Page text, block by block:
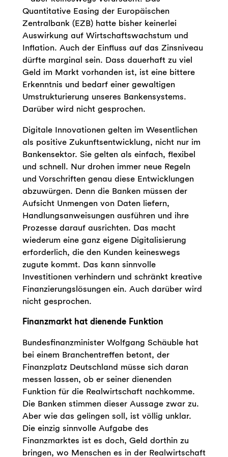
Quantitative Easing der Europäischen
Zentralbank (EZB) hatte bisher keinerlei
Auswirkung auf Wirtschaftswachstum und
Inflation. Auch der Einfluss auf das Zinsniveau
dürfte marginal sein. Dass dauerhaft zu viel
Geld im Markt vorhanden ist, ist eine bittere
Erkenntnis und bedarf einer gewaltigen
Umstrukturierung unseres Bankensystems.
Darüber wird nicht gesprochen.
Digitale Innovationen gelten im Wesentlichen
als positive Zukunftsentwicklung, nicht nur im
Bankensektor. Sie gelten als einfach, flexibel
und schnell. Nur drohen immer neue Regeln
und Vorschriften genau diese Entwicklungen
abzuwürgen. Denn die Banken müssen der
Aufsicht Unmengen von Daten liefern,
Handlungsanweisungen ausführen und ihre
Prozesse darauf ausrichten. Das macht
wiederum eine ganz eigene Digitalisierung
erforderlich, die den Kunden keineswegs
zugute kommt. Das kann sinnvolle
Investitionen verhindern und schränkt kreative
Finanzierungslösungen ein. Auch darüber wird
nicht gesprochen.
Finanzmarkt hat dienende Funktion
Bundesfinanzminister Wolfgang Schäuble hat
bei einem Branchentreffen betont, der
Finanzplatz Deutschland müsse sich daran
messen lassen, ob er seiner dienenden
Funktion für die Realwirtschaft nachkomme.
Die Banken stimmen dieser Aussage zwar zu.
Aber wie das gelingen soll, ist völlig unklar.
Die einzig sinnvolle Aufgabe des
Finanzmarktes ist es doch, Geld dorthin zu
bringen, wo Menschen es in der Realwirtschaft